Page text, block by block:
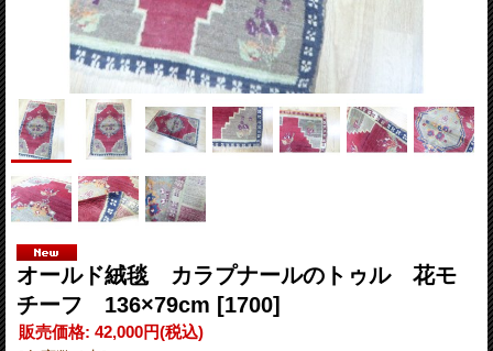
オールド絨毯 カラプナールのトゥル 花モ
チーフ 136×79cm [1700]
販売価格: 42,000円(税込)